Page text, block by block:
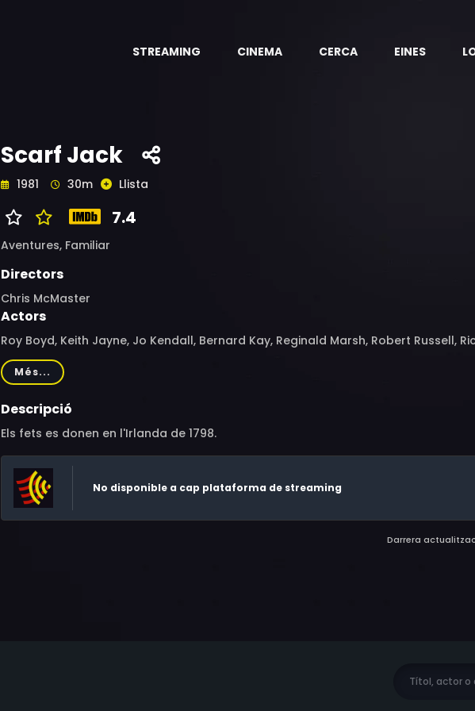
STREAMING CINEMA CERCA EINES
Scarf Jack
1981 30m Llista
7.4
Aventures, Familiar
Directors
Chris McMaster
Actors
Roy Boyd, Keith Jayne, Jo Kendall, Bernard Kay, Reginald Marsh, Robert Russell,
John J. Carney, John Michael, McCarthy, Frederick Warder, Donald Bisset, Paul
Més...
Descripció
Els fets es donen en l'Irlanda de 1798.
No disponible a cap plataforma de streaming
Darrera